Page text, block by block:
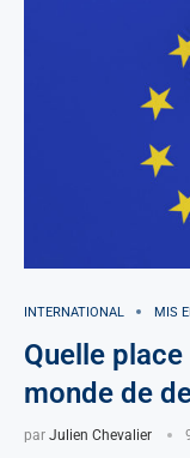
INTERNATIONAL MIS
Quelle place
monde de
par Julien Chevalier